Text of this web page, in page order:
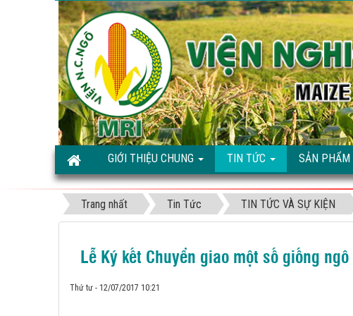
GIỚI THIỆU CHUNG TIN TỨC SẢN PHẨM
Trang nhất Tin Tức TIN TỨC VÀ SỰ KIỆN
Lễ Ký kết Chuyển giao một số giống ngô
Thứ tư - 12/07/2017 10:21